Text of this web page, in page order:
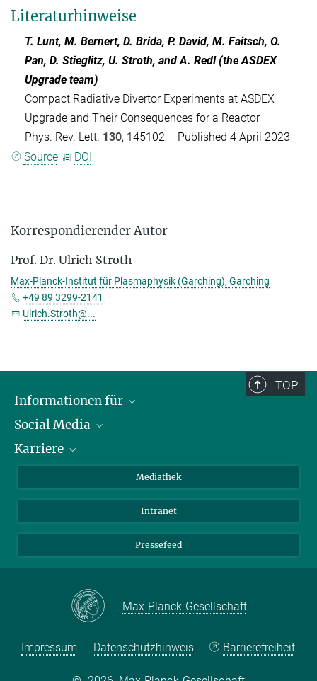
Literaturhinweise
T. Lunt, M. Bernert, D. Brida, P. David, M. Faitsch, O.
Pan, D. Stieglitz, U. Stroth, and A. Redl (the ASDEX
Upgrade team)
Compact Radiative Divertor Experiments at ASDEX
Upgrade and Their Consequences for a Reactor
Phys. Rev. Lett. 130, 145102 – Published 4 April 2023
Source
DOI
Korrespondierender Autor
Prof. Dr. Ulrich Stroth
Max-Planck-Institut für Plasmaphysik (Garching), Garching
+49 89 3299-2141
Ulrich.Stroth@...
TOP
Informationen für
Journalisten
Schule
Social Media
LinkedIn
Karriere
Mediathek
Intranet
Pressefeed
Max-Planck-Gesellschaft
Impressum Datenschutzhinweis Barrierefreiheit